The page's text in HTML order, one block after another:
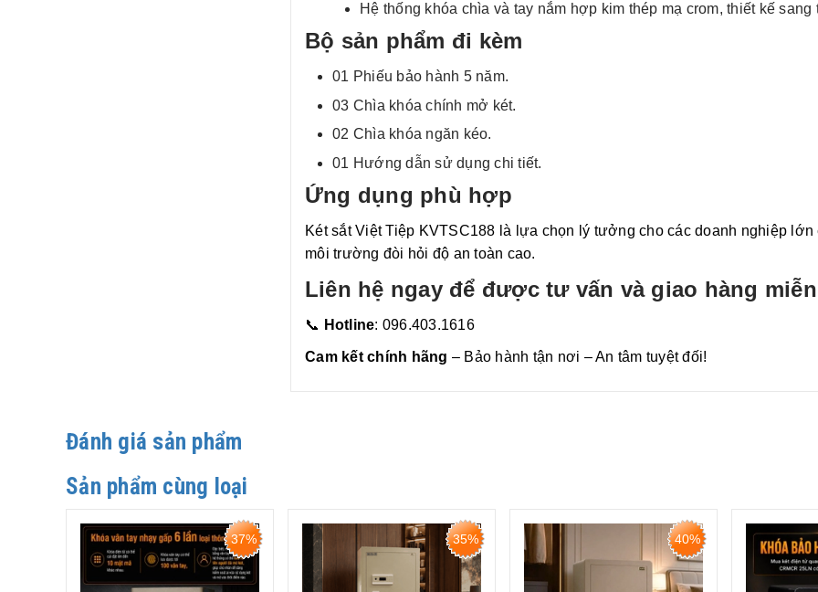
Hệ thống khóa chìa và tay nắm hợp kim thép mạ crom, thiết kế sang
Bộ sản phẩm đi kèm
01 Phiếu bảo hành 5 năm.
03 Chìa khóa chính mở két.
02 Chìa khóa ngăn kéo.
01 Hướng dẫn sử dụng chi tiết.
Ứng dụng phù hợp
Két sắt Việt Tiệp KVTSC188 là lựa chọn lý tưởng cho các doanh nghiệp
môi trường đòi hỏi độ an toàn cao.
Liên hệ ngay để được tư vấn và giao hàng
📞 Hotline: 096.403.1616
Cam kết chính hãng – Bảo hành tận nơi – An tâm tuyệt đối!
Đánh giá sản phẩm
Sản phẩm cùng loại
37% 35% 40%